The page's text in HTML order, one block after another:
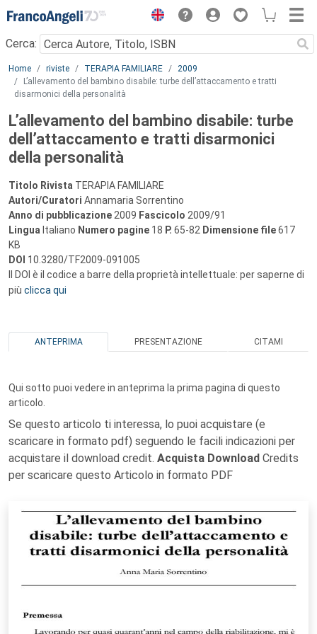
Menu
Cerca:
Main content
Home riviste TERAPIA FAMILIARE
2009
L’allevamento del bambino disabile: turbe dell’attaccamento e tratti
disarmonici della personalità
L’allevamento del bambino disabile: turbe
dell’attaccamento e tratti disarmonici
della personalità
Titolo Rivista TERAPIA FAMILIARE
Autori/Curatori Annamaria Sorrentino
Anno di pubblicazione 2009 Fascicolo 2009/91
Lingua Italiano Numero pagine 18 P. 65-82 Dimensione file617
KB
DOI 10.3280/TF2009-091005
Il DOI è il codice a barre della proprietà intellettuale: per saperne di
più clicca qui
ANTEPRIMA PRESENTAZIONE CITAMI
Qui sotto puoi vedere in anteprima la prima pagina di questo
articolo.
Se questo articolo ti interessa, lo puoi acquistare (e
scaricare in formato pdf) seguendo le facili indicazioni per
acquistare il download credit. Acquista Download Credits
per scaricare questo Articolo in formato PDF